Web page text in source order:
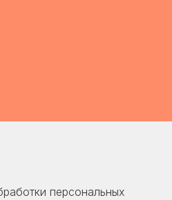
персональных